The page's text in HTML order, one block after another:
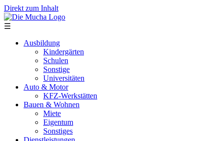
Direkt zum Inhalt
☰
Ausbildung
Kindergärten
Schulen
Sonstige
Universitäten
Auto & Motor
KFZ-Werkstätten
Bauen & Wohnen
Miete
Eigentum
Sonstiges